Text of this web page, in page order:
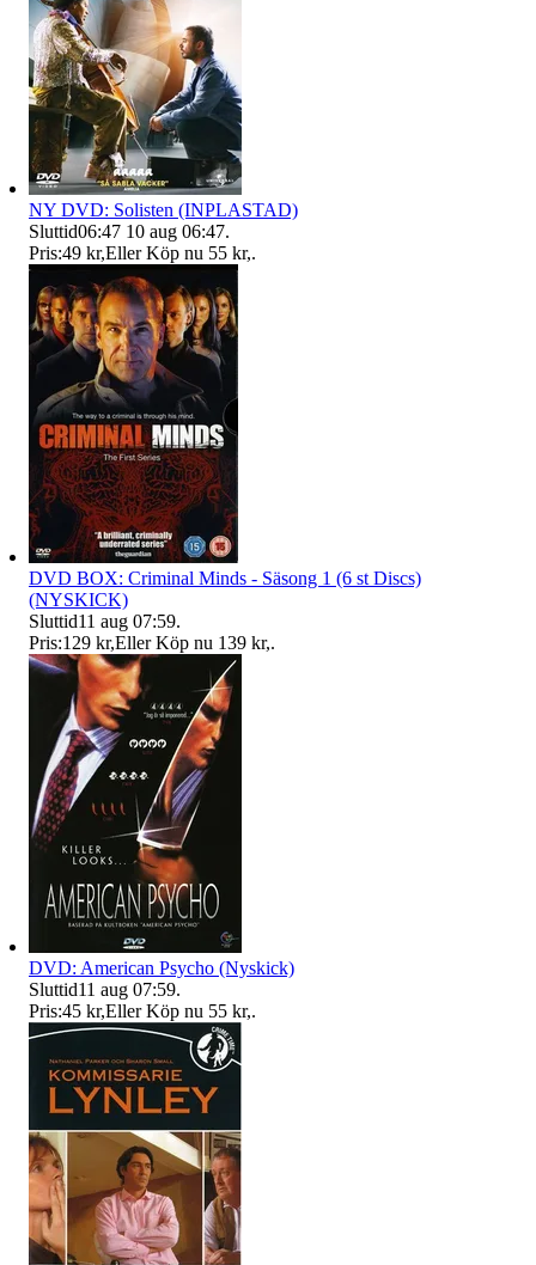
NY DVD: Solisten (INPLASTAD)
Sluttid06:47 10 aug 06:47.
Pris:49 kr,Eller Köp nu 55 kr,.
DVD BOX: Criminal Minds - Säsong 1 (6 st Discs)
(NYSKICK)
Sluttid11 aug 07:59.
Pris:129 kr,Eller Köp nu 139 kr,.
DVD: American Psycho (Nyskick)
Sluttid11 aug 07:59.
Pris:45 kr,Eller Köp nu 55 kr,.